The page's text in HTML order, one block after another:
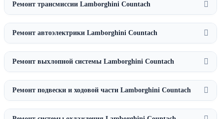
Ремонт трансмиссии Lamborghini Countach
Ремонт автоэлектрики Lamborghini Countach
Ремонт выхлопной системы Lamborghini Countach
Ремонт подвески и ходовой части Lamborghini Countach